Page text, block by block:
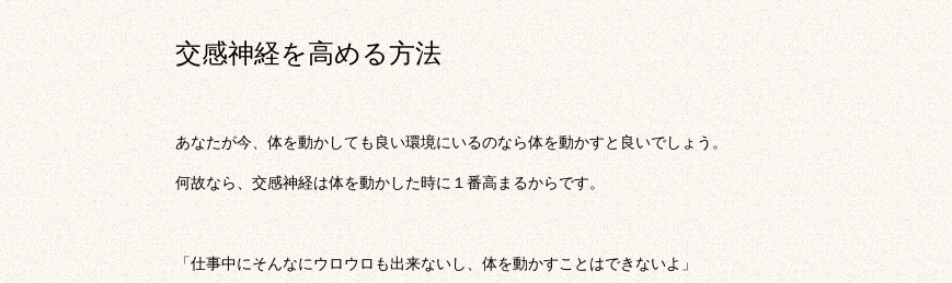
交感神経を高める方法
あなたが今、体を動かしても良い環境にいるのなら体を動かすと良いでしょう。
何故なら、交感神経は体を動かした時に１番高まるからです。
「仕事中にそんなにウロウロも出来ないし、体を動かすことはできないよ」